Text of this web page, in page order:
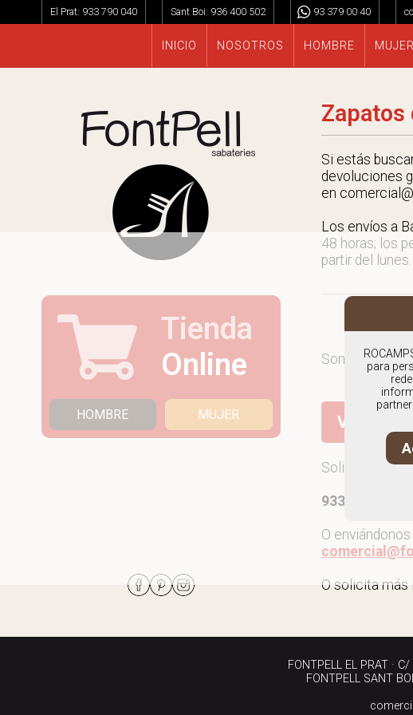
El Prat: 933 790 040 Sant Boi: 936 400 502 93 379 00 40
INICIO NOSOTROS HOMBRE MUJER
Tienda
Online
HOMBRE MUJER
Zapatos
Si estás
devoluciones
en
Los envíos a
48 horas; los
partir del lunes.
Somos
Ver más
Solicita más
933 790 040
O
O solicita más
FONTPELL EL PRAT ·
FONTPELL SANT
para